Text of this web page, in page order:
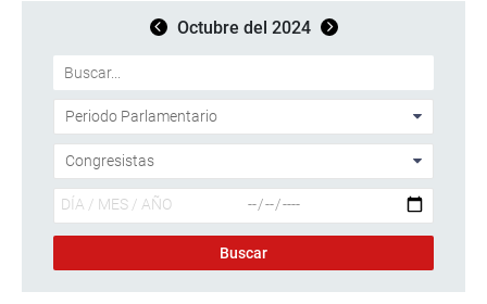
Octubre del 2024